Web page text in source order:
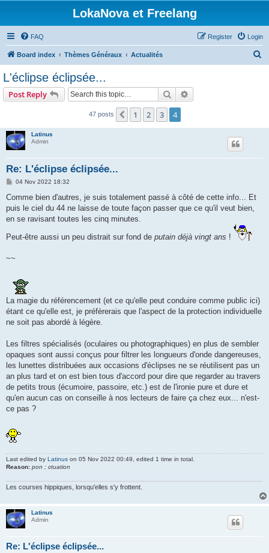
LokaNova et Freelang
FAQ Login
Register
Board index Thèmes Généraux Actualités
L'éclipse éclipsée...
Post Reply Search
47 posts Previous
1 2 3 4
Latinus
Admin
Re: L'éclipse éclipsée...
P
s
04 Nov 2022 18:32
Comme bien d'autres, je suis totalement passé à côté de cette info... Et
puis le ciel du 44 ne laisse de toute façon passer que ce qu'il veut bien,
en se ravisant toutes les cinq minutes.
Peut-être aussi un peu distrait sur fond de putain déjà vingt ans !
~~
La magie du référencement (et ce qu'elle peut conduire comme public ici)
étant ce qu'elle est, je préfèrerais que l'aspect de la protection individuelle
ne soit pas abordé à légère.
Les filtres spécialisés (oculaires ou photographiques) en plus de sembler
opaques sont aussi conçus pour filtrer les longueurs d'onde dangereuses,
les lunettes distribuées aux occasions d'éclipses ne se réutilisent pas un
an plus tard et on est bien tous d'accord pour dire que regarder au travers
de petits trous (écumoire, passoire, etc.) est de l'ironie pure et dure et
qu'en aucun cas on conseille à nos lecteurs de faire ça chez eux... n'est-
ce pas ?
Last edited by Latinus on 05 Nov 2022 00:49, edited 1 time in total.
Reason: pon ; ctuation
Les courses hippiques, lorsqu'elles s'y frottent.
Latinus
Admin
Re: L'éclipse éclipsée...